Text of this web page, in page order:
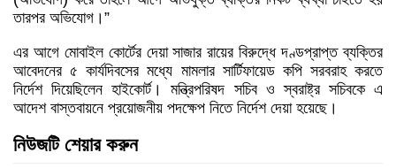
তারপর অভিযোগ।”
এর আগে মোবাইল কোর্টের দেয়া সাজার রায়ের বিরুদ্ধে দণ্ডপ্রাপ্ত ব্যক্তির
আবেদনের ৫ কার্যদিবসের মধ্যে মামলার সার্টিফায়েড কপি সরবরাহ করতে
নির্দেশ দিয়েছিলেন হাইকোর্ট। মন্ত্রিপরিষদ সচিব ও স্বরাষ্ট্র সচিবকে এ
আদেশ বাস্তবায়নে প্রয়োজনীয় পদক্ষেপ নিতে নির্দেশ দেয়া হয়েছে।
নিউজটি শেয়ার করুন